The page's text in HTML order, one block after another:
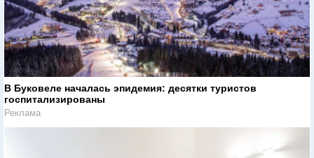
В Буковеле началась эпидемия: десятки туристов
госпитализированы
Реклама